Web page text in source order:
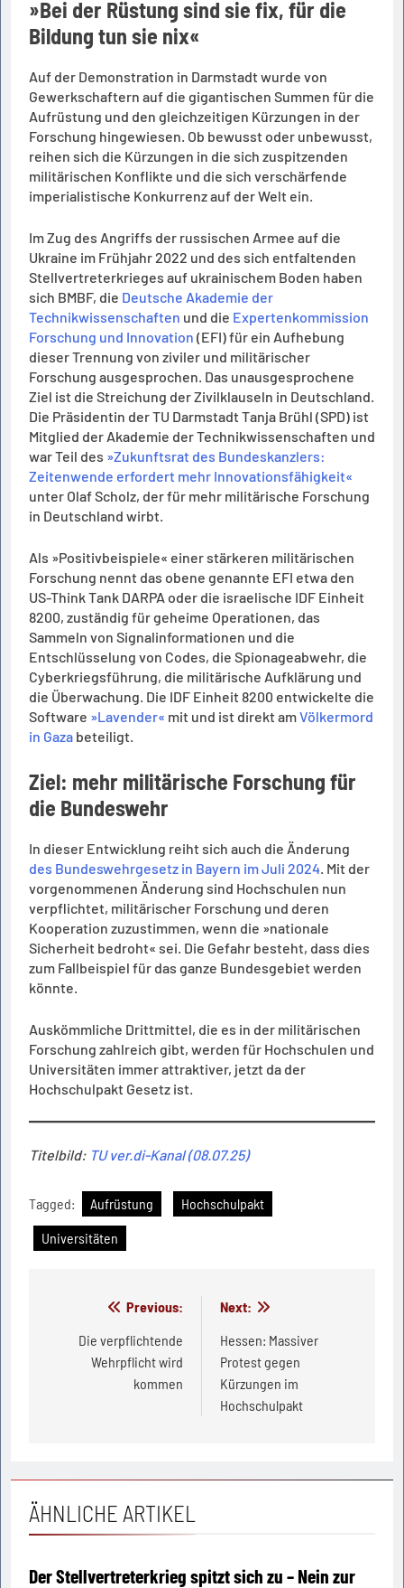
»Bei der Rüstung sind sie fix, für die
Bildung tun sie nix«
Auf der Demonstration in Darmstadt wurde von
Gewerkschaftern auf die gigantischen Summen für die
Aufrüstung und den gleichzeitigen Kürzungen in der
Forschung hingewiesen. Ob bewusst oder unbewusst,
reihen sich die Kürzungen in die sich zuspitzenden
militärischen Konflikte und die sich verschärfende
imperialistische Konkurrenz auf der Welt ein.
Im Zug des Angriffs der russischen Armee auf die
Ukraine im Frühjahr 2022 und des sich entfaltenden
Stellvertreterkrieges auf ukrainischem Boden haben
sich BMBF, die Deutsche Akademie der
Technikwissenschaften und die Expertenkommission
Forschung und Innovation (EFI) für ein Aufhebung
dieser Trennung von ziviler und militärischer
Forschung ausgesprochen. Das unausgesprochene
Ziel ist die Streichung der Zivilklauseln in Deutschland.
Die Präsidentin der TU Darmstadt Tanja Brühl (SPD) ist
Mitglied der Akademie der Technikwissenschaften und
war Teil des »Zukunftsrat des Bundeskanzlers:
Zeitenwende erfordert mehr Innovationsfähigkeit«
unter Olaf Scholz, der für mehr militärische Forschung
in Deutschland wirbt.
Als »Positivbeispiele« einer stärkeren militärischen
Forschung nennt das obene genannte EFI etwa den
US-Think Tank DARPA oder die israelische IDF Einheit
8200, zuständig für geheime Operationen, das
Sammeln von Signalinformationen und die
Entschlüsselung von Codes, die Spionageabwehr, die
Cyberkriegsführung, die militärische Aufklärung und
die Überwachung. Die IDF Einheit 8200 entwickelte die
Software »Lavender« mit und ist direkt amVölkermord
in Gaza beteiligt.
Ziel: mehr militärische Forschung für
die Bundeswehr
In dieser Entwicklung reiht sich auch die Änderung
des Bundeswehrgesetz in Bayern im Juli 2024 . Mit der
vorgenommenen Änderung sind Hochschulen nun
verpflichtet, militärischer Forschung und deren
Kooperation zuzustimmen, wenn die »nationale
Sicherheit bedroht« sei. Die Gefahr besteht, dass dies
zum Fallbeispiel für das ganze Bundesgebiet werden
könnte.
Auskömmliche Drittmittel, die es in der militärischen
Forschung zahlreich gibt, werden für Hochschulen und
Universitäten immer attraktiver, jetzt da der
Hochschulpakt Gesetz ist.
Titelbild: TU ver.di-Kanal (08.07.25)
Tagged: Aufrüstung
Hochschulpakt
Universitäten
Beitragsnavigation
Previous:
Die verpflichtende
Wehrpflicht wird
kommen
Next:
Hessen: Massiver
Protest gegen
Kürzungen im
Hochschulpakt
ÄHNLICHE ARTIKEL
Der Stellvertreterkrieg spitzt sich zu – Nein zur